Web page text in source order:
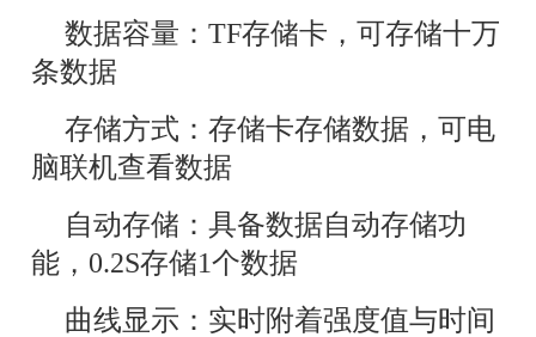
数据容量：TF存储卡，可存储十万
条数据
存储方式：存储卡存储数据，可电
脑联机查看数据
自动存储：具备数据自动存储功
能，0.2S存储1个数据
曲线显示：实时附着强度值与时间